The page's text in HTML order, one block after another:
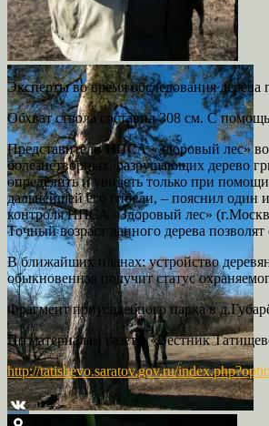
Эксперты во время обследования
Обхват ствола составил 308 см. С
Представители НПСА «Здоровый лес» во
болезнетворных, разрушающих дерево
определить и увидеть только при
дальнейшей его гибели, – пояснил один
контроля НПСА «Здоровый лес»
Точный возраст данного дерева
В ближайших планах: устройство
обыкновенная получит статус
Фрагмент приусадебного парка в
По материалам газеты «Вестник
http://tatishevo.saratov.gov.ru/